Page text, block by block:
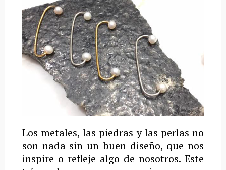
Los metales, las piedras y las perlas no
son nada sin un buen diseño, que nos
inspire o refleje algo de nosotros. Este